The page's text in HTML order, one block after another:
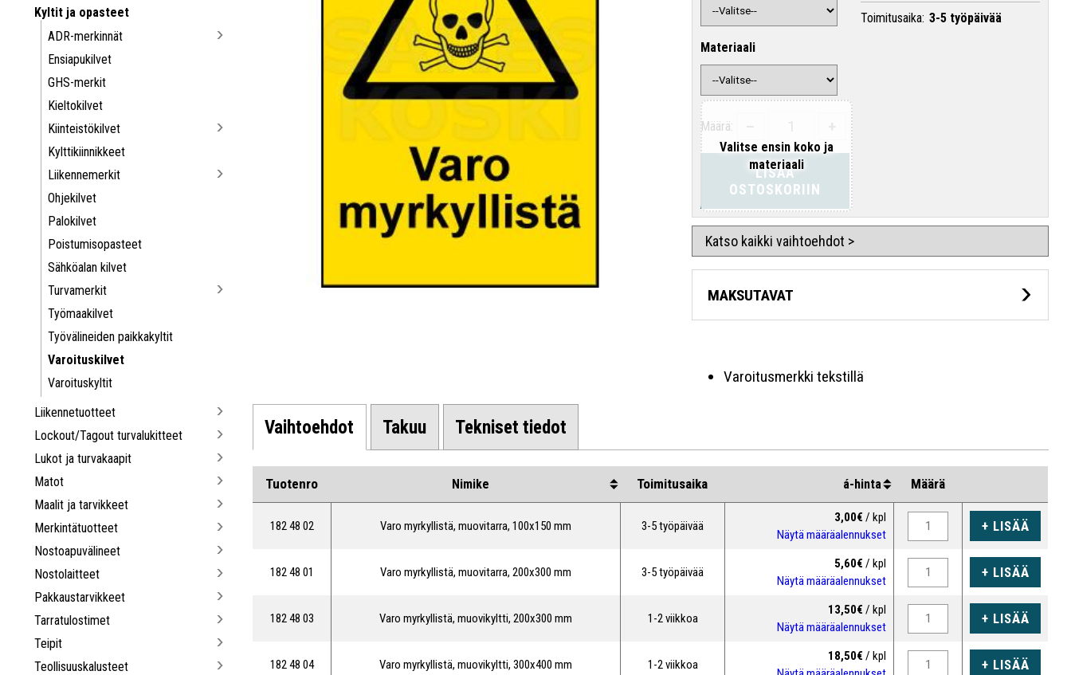
Kyltit ja opasteet
ADR-merkinnät
Ensiapukilvet
GHS-merkit
Kieltokilvet
Kiinteistökilvet
Kylttikiinnikkeet
Liikennemerkit
Ohjekilvet
Palokilvet
Poistumisopasteet
Sähköalan kilvet
Turvamerkit
Työmaakilvet
Työvälineiden paikkakyltit
Varoituskilvet
Varoituskyltit
Liikennetuotteet
Lockout/Tagout turvalukitteet
Lukot ja turvakaapit
Matot
Maalit ja tarvikkeet
Merkintätuotteet
Nostoapuvälineet
Nostolaitteet
Pakkaustarvikkeet
Tarratulostimet
Teipit
Teollisuuskalusteet
Materiaali
Valitse ensin koko ja
materiaali
Määrä:
LISÄÄ
OSTOSKORIIN
Toimitusaika: 3-5 työpäivää
Katso kaikki vaihtoehdot >
MAKSUTAVAT
Varoitusmerkki tekstillä
Vaihtoehdot Takuu Tekniset tiedot
Tuotenro Nimike Toimitusaika á-hinta Määrä
182 48 02 Varo myrkyllistä, muovitarra, 100x150 mm 3-5 työpäivää
3,00€ / kpl
Näytä määräalennukset
+ LISÄÄ
182 48 01 Varo myrkyllistä, muovitarra, 200x300 mm 3-5 työpäivää
5,60€ / kpl
Näytä määräalennukset
+ LISÄÄ
182 48 03 Varo myrkyllistä, muovikyltti, 200x300 mm 1-2 viikkoa
13,50€ / kpl
Näytä määräalennukset
+ LISÄÄ
182 48 04 Varo myrkyllistä, muovikyltti, 300x400 mm 1-2 viikkoa
18,50€ / kpl
+ LISÄÄ